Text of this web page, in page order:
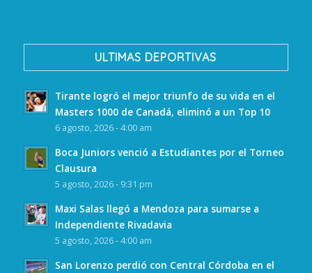
ULTIMAS DEPORTIVAS
Tirante logró el mejor triunfo de su vida en el
Masters 1000 de Canadá, eliminó a un Top 10
6 agosto, 2026 - 4:00 am
Boca Juniors venció a Estudiantes por el Torneo
Clausura
5 agosto, 2026 - 9:31 pm
Maxi Salas llegó a Mendoza para sumarse a
Independiente Rivadavia
5 agosto, 2026 - 4:00 am
San Lorenzo perdió con Central Córdoba en el